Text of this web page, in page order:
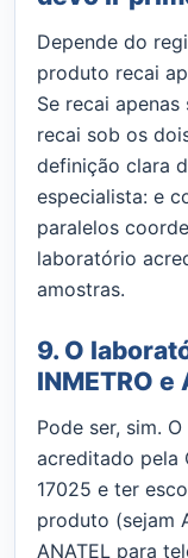
Depende do
produto recai
Se recai apenas
recai sob os
definição clara
especialista: e
paralelos
laboratório
amostras.
9. O
INMETRO e
Pode ser, sim.
acreditado pela
17025 e ter
produto (sejam
ANATEL para